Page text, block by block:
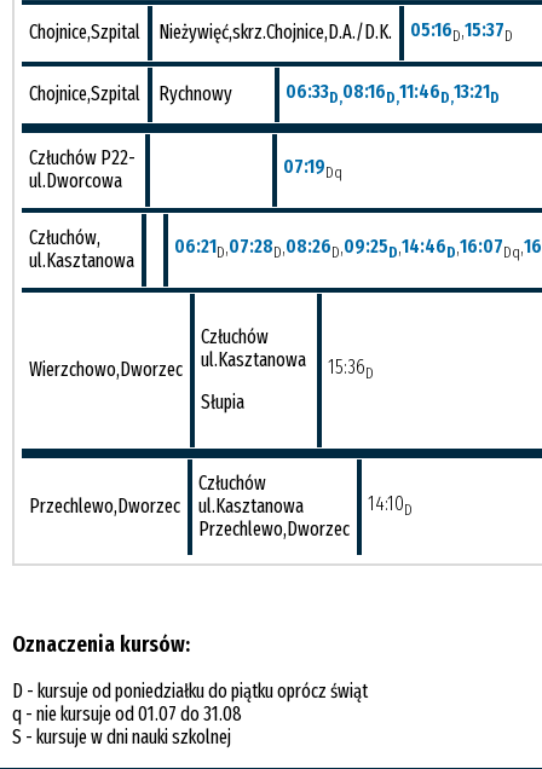
Chojnice,Szpital Nieżywięć,skrz.Chojnice,D.A./D.K. 05:16D,15:37D
Chojnice,Szpital Rychnowy 06:33D,08:16D,11:46D,13:21D
Człuchów P22-
ul.Dworcowa
07:19Dq
Człuchów,
ul.Kasztanowa
06:21D,07:28D,08:26D,09:25D,14:46D,16:07Dq,
Wierzchowo,Dworzec
Człuchów
ul.Kasztanowa
Słupia
15:36D
Przechlewo,Dworzec
Człuchów
ul.Kasztanowa
Przechlewo,Dworzec
14:10D
Oznaczenia kursów:
D - kursuje od poniedziałku do piątku oprócz świąt
q - nie kursuje od 01.07 do 31.08
S - kursuje w dni nauki szkolnej